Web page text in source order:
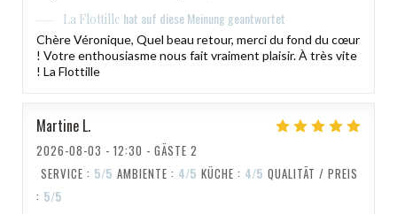
La Flottille hat auf diese Meinung geantwortet
Chère Véronique, Quel beau retour, merci du fond du cœur
! Votre enthousiasme nous fait vraiment plaisir. À très vite
! La Flottille
Martine L
2026-08-03 - 12:30 - GÄSTE 2
SERVICE : 5/5 AMBIENTE : 4/5 KÜCHE : 4/5 QUALITÄT / PREIS
: 5/5